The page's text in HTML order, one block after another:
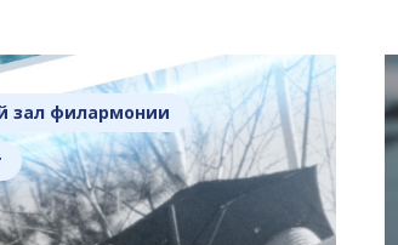
зал филармонии